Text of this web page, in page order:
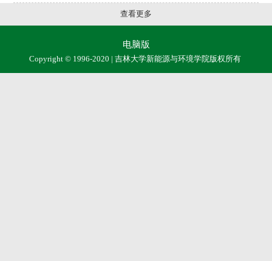
查看更多
电脑版
Copyright © 1996-2020 | 吉林大学新能源与环境学院版权所有